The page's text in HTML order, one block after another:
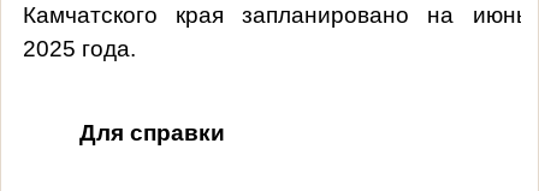
Камчатского края запланировано на июнь
2025 года.
Для справки